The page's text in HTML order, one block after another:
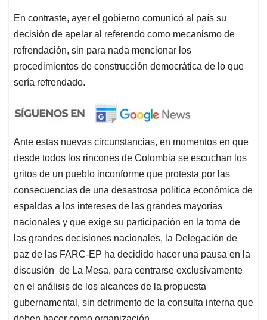
En contraste, ayer el gobierno comunicó al país su
decisión de apelar al referendo como mecanismo de
refrendación, sin para nada mencionar los
procedimientos de construcción democrática de lo que
sería refrendado.
Ante estas nuevas circunstancias, en momentos en que
desde todos los rincones de Colombia se escuchan los
gritos de un pueblo inconforme que protesta por las
consecuencias de una desastrosa política económica de
espaldas a los intereses de las grandes mayorías
nacionales y que exige su participación en la toma de
las grandes decisiones nacionales, la Delegación de
paz de las FARC-EP ha decidido hacer una pausa en la
discusión de La Mesa, para centrarse exclusivamente
en el análisis de los alcances de la propuesta
gubernamental, sin detrimento de la consulta interna que